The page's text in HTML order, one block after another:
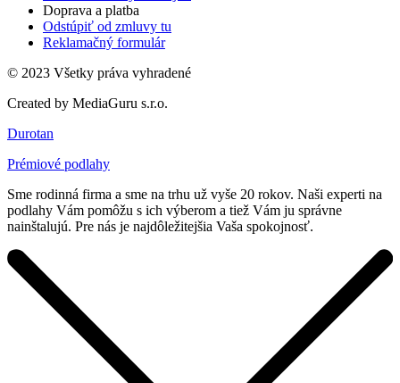
Doprava a platba
Odstúpiť od zmluvy tu
Reklamačný formulár
© 2023 Všetky práva vyhradené
Created by MediaGuru s.r.o.
Durotan
Prémiové podlahy
Sme rodinná firma a sme na trhu už vyše 20 rokov. Naši experti na
podlahy Vám pomôžu s ich výberom a tiež Vám ju správne
nainštalujú. Pre nás je najdôležitejšia Vaša spokojnosť.